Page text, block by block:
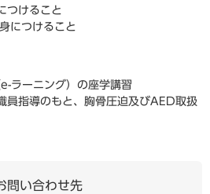
つけること
につけること
ラーニング）の座学講習
員指導のもと、胸骨圧迫及びAED取扱
問い合わせ先